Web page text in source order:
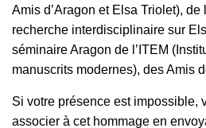
Amis d’Aragon et Elsa Triolet), de
recherche interdisciplinaire sur
séminaire Aragon de l’ITEM
manuscrits modernes), des Amis
Si votre présence est impossible,
associer à cet hommage en